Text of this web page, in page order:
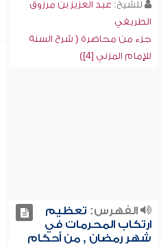
للشيخ: عبد العزيز بن مرزوق
الطريفي
جزء من محاضرة ( شرح السنة
للإمام المزني [4])
الفهرس: تعظيم
ارتكاب المحرمات في
شهر رمضان , من أحكام